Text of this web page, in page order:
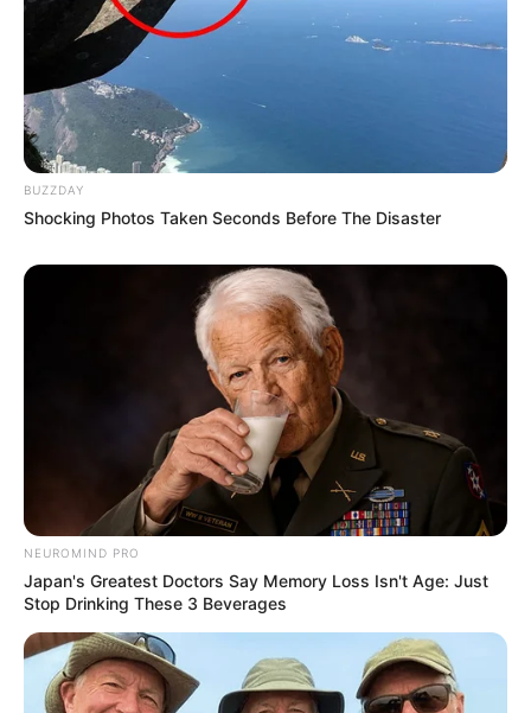
BUZZDAY
Shocking Photos Taken Seconds Before The Disaster
NEUROMIND PRO
Japan's Greatest Doctors Say Memory Loss Isn't Age: Just
Stop Drinking These 3 Beverages